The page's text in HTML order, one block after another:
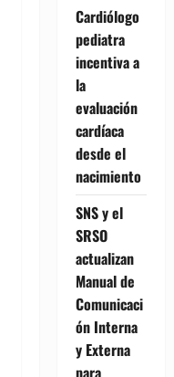
Cardiólogo
pediatra
incentiva a
la
evaluación
cardíaca
desde el
nacimiento
SNS y el
SRSO
actualizan
Manual de
Comunicaci
ón Interna
y Externa
para